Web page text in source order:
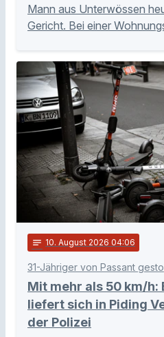
Mann aus Unterwössen
Gericht. Bei einer
notes 10. August 2026 04:06
31-Jähriger von Passant
Mit mehr als 50 km/h:
liefert sich in Piding
der Polizei